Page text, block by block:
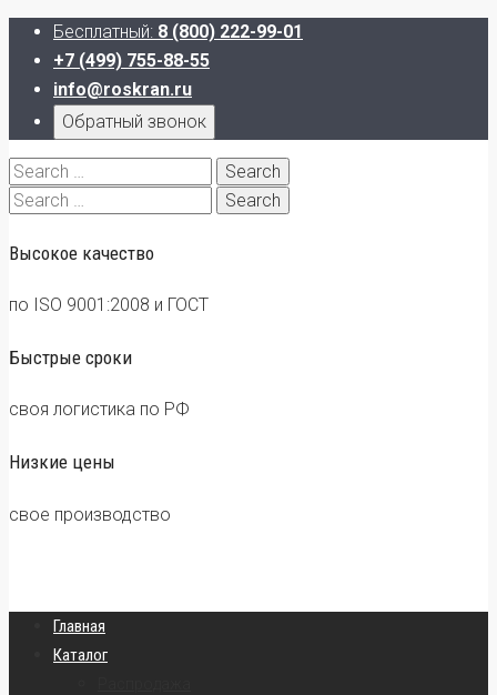
Бесплатный: 8 (800) 222-99-01
+7 (499) 755-88-55
info@roskran.ru
Обратный звонок
Search
for:
Search
Высокое качество
по ISO 9001:2008 и ГОСТ
Быстрые сроки
своя логистика по РФ
Низкие цены
свое производство
Главная
Каталог